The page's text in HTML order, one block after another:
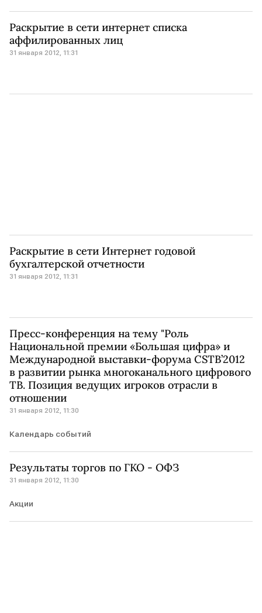
Раскрытие в сети интернет списка
аффилированных лиц
31 января 2012, 11:31
Раскрытие в сети Интернет годовой
бухгалтерской отчетности
31 января 2012, 11:31
Пресс-конференция на тему "Роль
Национальной премии «Большая цифра» и
Международной выставки-форума CSTB’2012
в развитии рынка многоканального цифрового
ТВ. Позиция ведущих игроков отрасли в
отношении
31 января 2012, 11:30
Календарь событий
Результаты торгов по ГКО - ОФЗ
31 января 2012, 11:30
Акции